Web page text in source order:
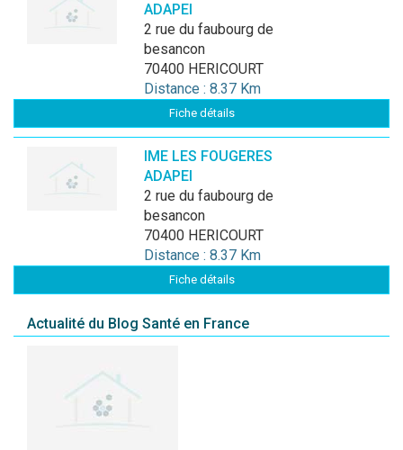
ADAPEI
2 rue du faubourg de
besancon
70400 HERICOURT
Distance : 8.37 Km
Fiche détails
IME LES FOUGERES
ADAPEI
2 rue du faubourg de
besancon
70400 HERICOURT
Distance : 8.37 Km
Fiche détails
Actualité du Blog Santé en France